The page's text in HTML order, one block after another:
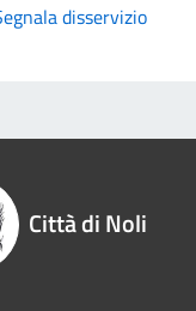
disservizio
Città di Noli